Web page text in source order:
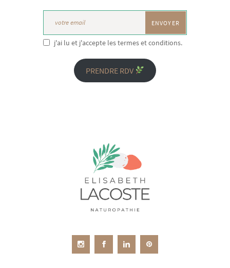
j'ai lu et j'accepte les termes et conditions.
PRENDRE RDV